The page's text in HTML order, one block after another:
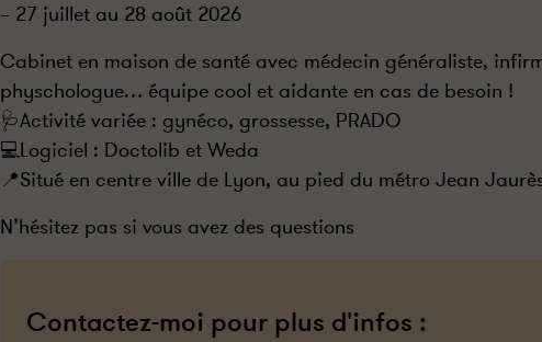
– 27 juillet au 28 août 2026
Cabinet en maison de santé avec médecin généraliste,
physchologue… équipe cool et aidante en cas de besoin !
🩺Activité variée : gynéco, grossesse, PRADO
💻Logiciel : Doctolib et Weda
📍Situé en centre ville de Lyon, au pied du métro Jean
N’hésitez pas si vous avez des questions
Contactez-moi pour plus d'infos :